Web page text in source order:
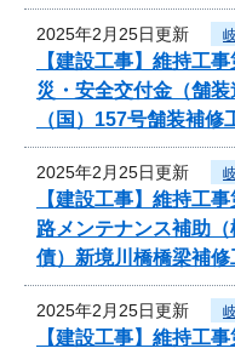
2025年2月25日更新
【建設工事】維持工
災・安全交付金（舗装
（国）157号舗装補
2025年2月25日更新
【建設工事】維持工
路メンテナンス補助
債）新境川橋橋梁補
2025年2月25日更新
【建設工事】維持工